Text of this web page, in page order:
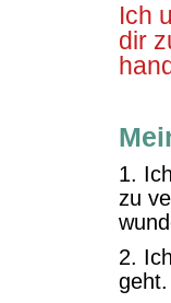
Ich
dir
1.
zu
2.